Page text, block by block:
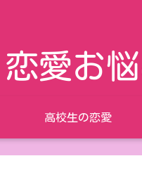
恋愛お
高校生の恋愛